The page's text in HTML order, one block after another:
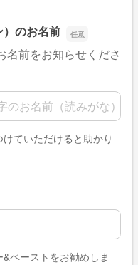
のお名前
名前をお知らせくださ
名
ていただけると助かり
ペーストをお勧めしま